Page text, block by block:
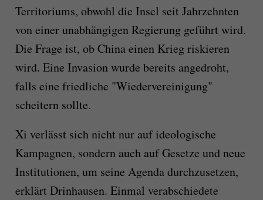
Territoriums, obwohl die Insel seit Jahrzehnten
von einer unabhängigen Regierung geführt wird.
Die Frage ist, ob China einen Krieg riskieren
wird. Eine Invasion wurde bereits angedroht,
falls eine friedliche "Wiedervereinigung"
scheitern sollte.
Xi verlässt sich nicht nur auf ideologische
Kampagnen, sondern auch auf Gesetze und neue
Institutionen, um seine Agenda durchzusetzen,
erklärt Drinhausen. Einmal verabschiedete